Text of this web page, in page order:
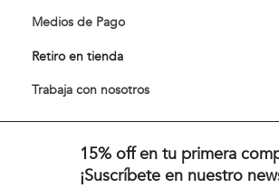
Medios de Pago
Retiro en tienda
Trabaja con nosotros
15% off en tu primera
¡Suscríbete en nuestro